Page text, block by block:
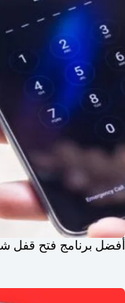
أفضل برنامج فتح قفل